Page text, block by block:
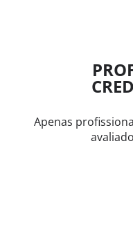
Apenas